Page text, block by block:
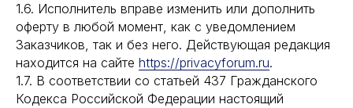
1.6. Исполнитель вправе изменить или дополнить
оферту в любой момент, как с уведомлением
Заказчиков, так и без него. Действующая редакция
находится на сайте https://privacyforum.ru.
1.7. В соответствии со статьей 437 Гражданского
Кодекса Российской Федерации настоящий